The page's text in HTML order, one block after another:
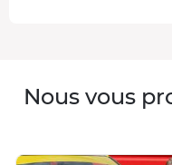
Nous vous